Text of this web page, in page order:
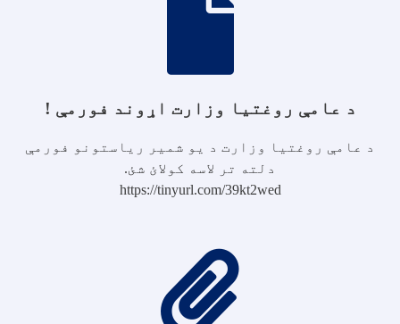
د عامې روغتیا وزارت اړوند فورمې !
د عامې روغتیا وزارت د یو شمیر ریاستونو فورمې
دلته تر لاسه کولائ شئ.
https://tinyurl.com/39kt2wed